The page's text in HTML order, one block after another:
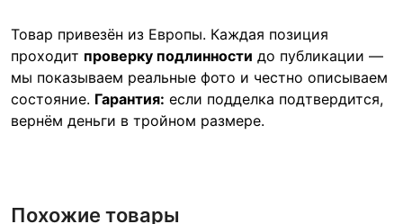
Товар привезён из Европы. Каждая позиция
проходит проверку подлинности до публикации —
мы показываем реальные фото и честно описываем
состояние. Гарантия: если подделка подтвердится,
вернём деньги в тройном размере.
Похожие товары